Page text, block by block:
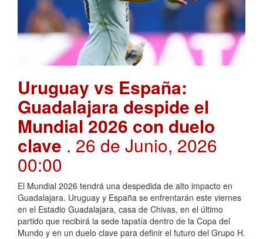
Uruguay vs España:
Guadalajara despide el
Mundial 2026 con duelo
clave . 26 de Junio, 2026
00:00
El Mundial 2026 tendrá una despedida de alto impacto en
Guadalajara. Uruguay y España se enfrentarán este viernes
en el Estadio Guadalajara, casa de Chivas, en el último
partido que recibirá la sede tapatía dentro de la Copa del
Mundo y en un duelo clave para definir el futuro del Grupo H.